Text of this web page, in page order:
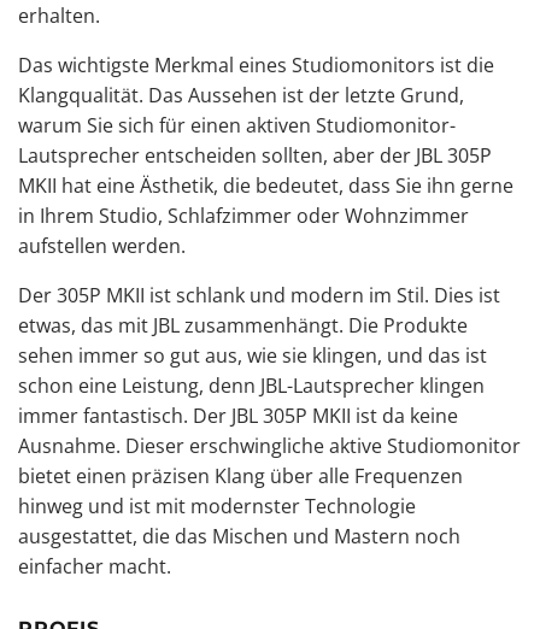
erhalten.
Das wichtigste Merkmal eines Studiomonitors ist die
Klangqualität. Das Aussehen ist der letzte Grund,
warum Sie sich für einen aktiven Studiomonitor-
Lautsprecher entscheiden sollten, aber der JBL 305P
MKII hat eine Ästhetik, die bedeutet, dass Sie ihn gerne
in Ihrem Studio, Schlafzimmer oder Wohnzimmer
aufstellen werden.
Der 305P MKII ist schlank und modern im Stil. Dies ist
etwas, das mit JBL zusammenhängt. Die Produkte
sehen immer so gut aus, wie sie klingen, und das ist
schon eine Leistung, denn JBL-Lautsprecher klingen
immer fantastisch. Der JBL 305P MKII ist da keine
Ausnahme. Dieser erschwingliche aktive Studiomonitor
bietet einen präzisen Klang über alle Frequenzen
hinweg und ist mit modernster Technologie
ausgestattet, die das Mischen und Mastern noch
einfacher macht.